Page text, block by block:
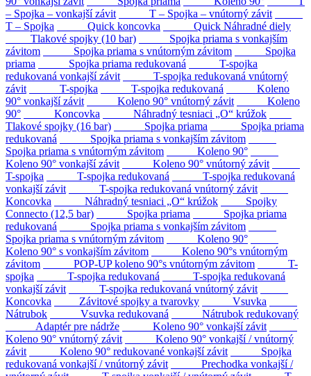
– Spojka – vonkajší závit
T – Spojka – vnútorný závit
T – Spojka
Quick koncovka
Quick Náhradné diely
Tlakové spojky (10 bar)
Spojka priama s vonkajším
závitom
Spojka priama s vnútorným závitom
Spojka
priama
Spojka priama redukovaná
T-spojka
redukovaná vonkajší závit
T-spojka redukovaná vnútorný
závit
T-spojka T-spojka redukovaná
Koleno
90° vonkajší závit
Koleno 90° vnútorný závit
Koleno
90°
Koncovka
Náhradný tesniaci „O“ krúžok
Tlakové spojky (16 bar)
Spojka priama
Spojka priama
redukovaná
Spojka priama s vonkajším závitom
Spojka priama s vnútorným závitom
Koleno 90°
Koleno 90° vonkajší závit
Koleno 90° vnútorný závit
T-spojka
T-spojka redukovaná
T-spojka redukovaná
vonkajší závit
T-spojka redukovaná vnútorný závit
Koncovka
Náhradný tesniaci „O“ krúžok
Spojky
Connecto (12,5 bar)
Spojka priama
Spojka priama
redukovaná
Spojka priama s vonkajším závitom
Spojka priama s vnútorným závitom
Koleno 90°
Koleno 90° s vonkajším závitom
Koleno 90°s vnútorným
závitom
POP-UP koleno 90°s vnútorným závitom
T-
spojka
T-spojka redukovaná
T-spojka redukovaná
vonkajší závit
T-spojka redukovaná vnútorný závit
Koncovka
Závitové spojky a tvarovky
Vsuvka
Nátrubok
Vsuvka redukovaná
Nátrubok redukovaný
Adaptér pre nádrže
Koleno 90° vonkajší závit
Koleno 90° vnútorný závit
Koleno 90° vonkajší / vnútorný
závit
Koleno 90° redukované vonkajší závit
Spojka
redukovaná vonkajší / vnútorný závit
Prechodka vonkajší /